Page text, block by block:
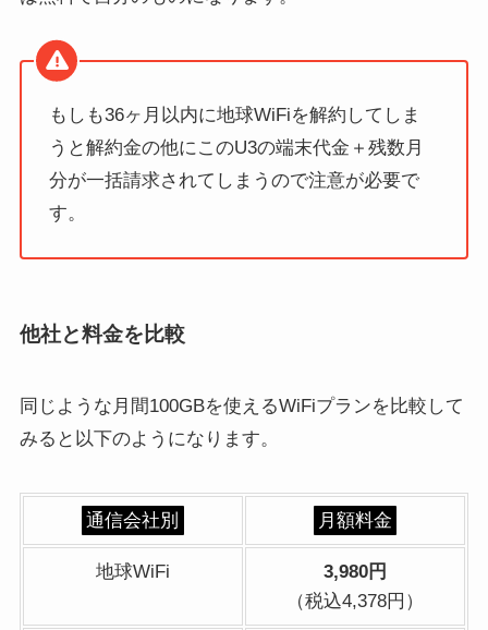
もしも36ヶ月以内に地球WiFiを解約してしま
うと解約金の他にこのU3の端末代金＋残数月
分が一括請求されてしまうので注意が必要で
す。
他社と料金を比較
同じような月間100GBを使えるWiFiプランを比較して
みると以下のようになります。
通信会社別 月額料金
地球WiFi
3,980円
（税込4,378円）